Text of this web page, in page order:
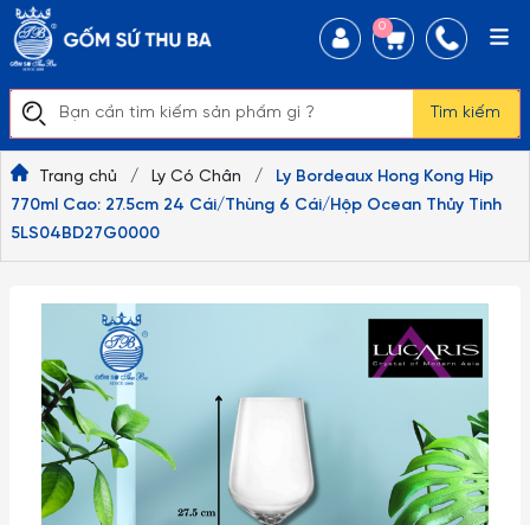
Tìm kiếm
0
Trang chủ / Ly Có Chân /
Ly Bordeaux Hong Kong Hip
770ml Cao: 27.5cm 24 Cái/Thùng 6 Cái/Hộp Ocean Thủy Tinh
5LS04BD27G0000